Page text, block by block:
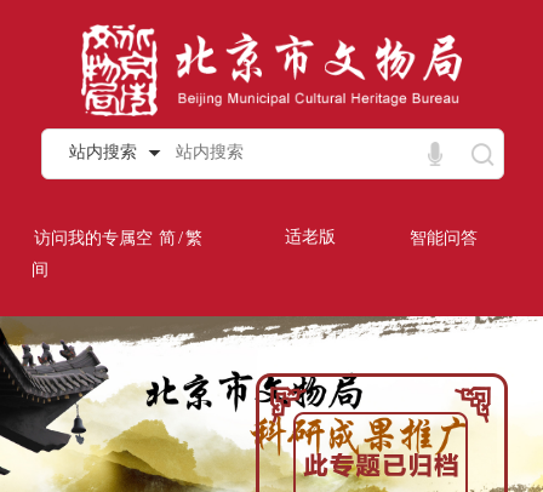
站内搜索
访问我的专属空
间
简/繁 适老版 智能问答